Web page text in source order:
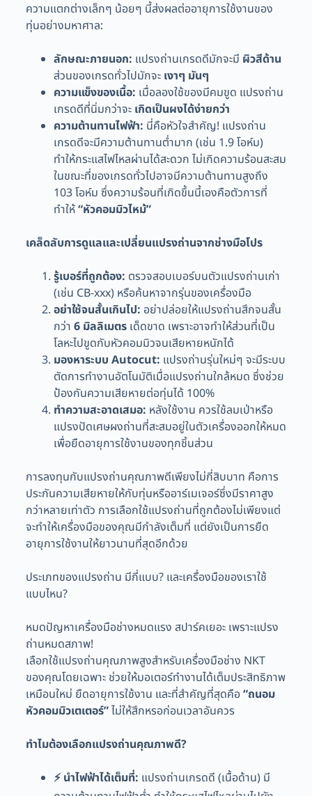
ความแตกต่างเล็กๆ น้อยๆ นี้ส่งผลต่ออายุการใช้งานของ
ทุ่นอย่างมหาศาล:
ลักษณะภายนอก: แปรงถ่านเกรดดีมักจะมี ผิวสีด้าน
ส่วนของเกรดทั่วไปมักจะ เงาๆ มันๆ
ความแข็งของเนื้อ: เมื่อลองใช้ของมีคมขูด แปรงถ่าน
เกรดดีที่นิ่มกว่าจะ เกิดเป็นผงได้ง่ายกว่า
ความต้านทานไฟฟ้า: นี่คือหัวใจสำคัญ! แปรงถ่าน
เกรดดีจะมีความต้านทานต่ำมาก (เช่น 1.9 โอห์ม)
ทำให้กระแสไฟไหลผ่านได้สะดวก ไม่เกิดความร้อนสะสม
ในขณะที่ของเกรดทั่วไปอาจมีความต้านทานสูงถึง
103 โอห์ม ซึ่งความร้อนที่เกิดขึ้นนี้เองคือตัวการที่
ทำให้“หัวคอมมิวไหม้”
เคล็ดลับการดูแลและเปลี่ยนแปรงถ่านจากช่างมือโปร
รู้เบอร์ที่ถูกต้อง: ตรวจสอบเบอร์บนตัวแปรงถ่านเก่า
(เช่น CB-xxx) หรือค้นหาจากรุ่นของเครื่องมือ
อย่าใช้จนสั้นเกินไป: อย่าปล่อยให้แปรงถ่านสึกจนสั้น
กว่า 6 มิลลิเมตรเด็ดขาด เพราะอาจทำให้ส่วนที่เป็น
โลหะไปขูดกับหัวคอมมิวจนเสียหายหนักได้
มองหาระบบ Autocut: แปรงถ่านรุ่นใหม่ๆ จะมีระบบ
ตัดการทำงานอัตโนมัติเมื่อแปรงถ่านใกล้หมด ซึ่งช่วย
ป้องกันความเสียหายต่อทุ่นได้ 100%
ทำความสะอาดเสมอ: หลังใช้งาน ควรใช้ลมเป่าหรือ
แปรงปัดเศษผงถ่านที่สะสมอยู่ในตัวเครื่องออกให้หมด
เพื่อยืดอายุการใช้งานของทุกชิ้นส่วน
การลงทุนกับแปรงถ่านคุณภาพดีเพียงไม่กี่สิบบาท คือการ
ประกันความเสียหายให้กับทุ่นหรืออาร์เมเจอร์ซึ่งมีราคาสูง
กว่าหลายเท่าตัว การเลือกใช้แปรงถ่านที่ถูกต้องไม่เพียงแต่
จะทำให้เครื่องมือของคุณมีกำลังเต็มที่ แต่ยังเป็นการยืด
อายุการใช้งานให้ยาวนานที่สุดอีกด้วย
ประเภทของแปรงถ่าน มีกี่แบบ? และเครื่องมือของเราใช้
แบบไหน?
หมดปัญหาเครื่องมือช่างหมดแรง สปาร์คเยอะ เพราะแปรง
ถ่านหมดสภาพ!
เลือกใช้แปรงถ่านคุณภาพสูงสำหรับเครื่องมือช่าง NKT
ของคุณโดยเฉพาะ ช่วยให้มอเตอร์ทำงานได้เต็มประสิทธิภาพ
เหมือนใหม่ ยืดอายุการใช้งาน และที่สำคัญที่สุดคือ“ถนอม
หัวคอมมิวเตเตอร์”ไม่ให้สึกหรอก่อนเวลาอันควร
ทำไมต้องเลือกแปรงถ่านคุณภาพดี?
⚡️ นำไฟฟ้าได้เต็มที่: แปรงถ่านเกรดดี (เนื้อด้าน) มี